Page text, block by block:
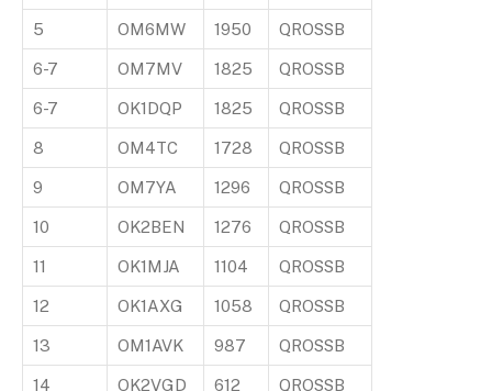
5 OM6MW 1950 QROSSB
6-7 OM7MV 1825 QROSSB
6-7 OK1DQP 1825 QROSSB
8 OM4TC 1728 QROSSB
9 OM7YA 1296 QROSSB
10 OK2BEN 1276 QROSSB
11 OK1MJA 1104 QROSSB
12 OK1AXG 1058 QROSSB
13 OM1AVK 987 QROSSB
14 OK2VGD 612 QROSSB